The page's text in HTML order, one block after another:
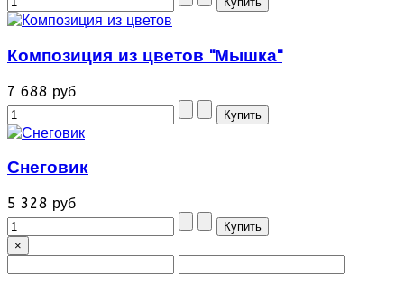
Композиция из цветов "Мышка"
7 688 руб
Снеговик
5 328 руб
×